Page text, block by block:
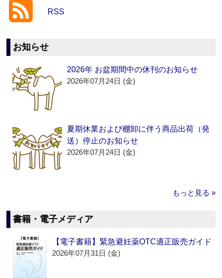
RSS
お知らせ
2026年 お盆期間中の休刊のお知らせ
2026年07月24日 (金)
夏期休業および棚卸に伴う商品出荷（発
送）停止のお知らせ
2026年07月24日 (金)
もっと見る »
書籍・電子メディア
【電子書籍】緊急避妊薬OTC適正販売ガイド
2026年07月31日 (金)